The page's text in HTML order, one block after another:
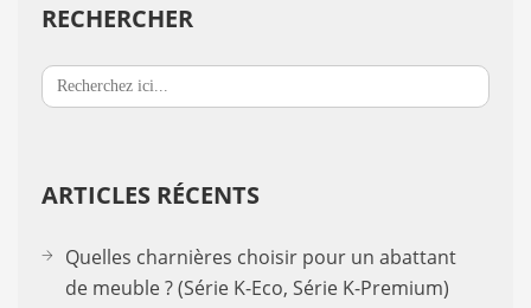
RECHERCHER
Search
for:
ARTICLES RÉCENTS
Quelles charnières choisir pour un abattant
de meuble ? (Série K-Eco, Série K-Premium)